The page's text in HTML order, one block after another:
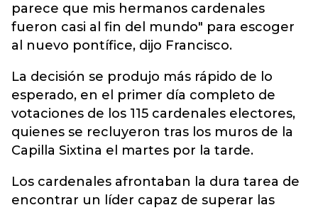
parece que mis hermanos cardenales
fueron casi al fin del mundo" para escoger
al nuevo pontífice, dijo Francisco.
La decisión se produjo más rápido de lo
esperado, en el primer día completo de
votaciones de los 115 cardenales electores,
quienes se recluyeron tras los muros de la
Capilla Sixtina el martes por la tarde.
Los cardenales afrontaban la dura tarea de
encontrar un líder capaz de superar las